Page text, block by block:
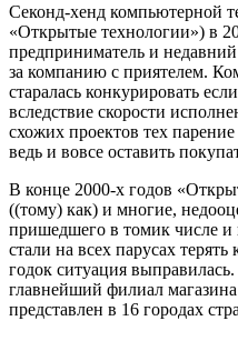
Секонд-хенд компьютерной
«Открытые технологии») в
предприниматель и
за компанию с приятелем.
старалась конкурировать
вследствие скорости
схожих проектов тех
ведь и вовсе оставить
В конце 2000-х годов
((тому) как) и многие,
пришедшего в томик числе
стали на всех парусах
годок ситуация
главнейший филиал
представлен в 16 городах